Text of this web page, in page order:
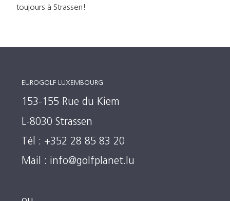
toujours à Strassen!
EUROGOLF LUXEMBOURG
153-155 Rue du Kiem
L-8030 Strassen
Tél : +352 28 85 83 20
Mail : info@golfplanet.lu